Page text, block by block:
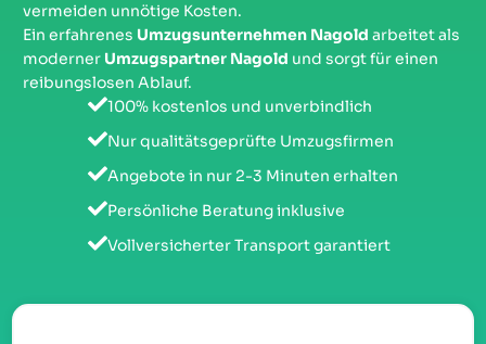
vermeiden unnötige Kosten.
Ein erfahrenes Umzugsunternehmen Nagold arbeitet als
moderner Umzugspartner Nagold und sorgt für einen
reibungslosen Ablauf.
100% kostenlos und unverbindlich
Nur qualitätsgeprüfte Umzugsfirmen
Angebote in nur 2-3 Minuten erhalten
Persönliche Beratung inklusive
Vollversicherter Transport garantiert